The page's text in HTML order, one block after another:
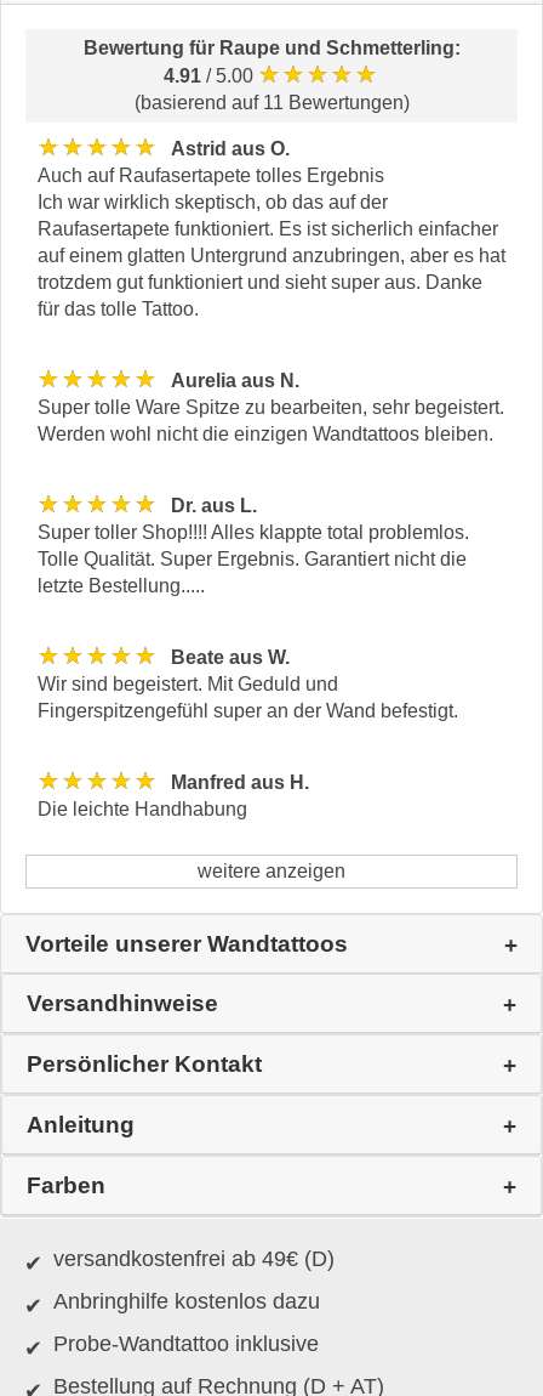
Bewertung für Raupe und Schmetterling:
4.91 / 5.00 ★★★★★
(basierend auf 11 Bewertungen)
★★★★★
Astrid aus O.
Auch auf Raufasertapete tolles Ergebnis
Ich war wirklich skeptisch, ob das auf der
Raufasertapete funktioniert. Es ist sicherlich einfacher
auf einem glatten Untergrund anzubringen, aber es hat
trotzdem gut funktioniert und sieht super aus. Danke
für das tolle Tattoo.
★★★★★
Aurelia aus N.
Super tolle Ware Spitze zu bearbeiten, sehr begeistert.
Werden wohl nicht die einzigen Wandtattoos bleiben.
★★★★★
Dr. aus L.
Super toller Shop!!!! Alles klappte total problemlos.
Tolle Qualität. Super Ergebnis. Garantiert nicht die
letzte Bestellung.....
★★★★★
Beate aus W.
Wir sind begeistert. Mit Geduld und
Fingerspitzengefühl super an der Wand befestigt.
★★★★★
Manfred aus H.
Die leichte Handhabung
weitere anzeigen
Vorteile unserer Wandtattoos
Versandhinweise
Persönlicher Kontakt
Anleitung
Farben
versandkostenfrei ab 49€ (D)
Anbringhilfe kostenlos dazu
Probe-Wandtattoo inklusive
Bestellung auf Rechnung (D + AT)